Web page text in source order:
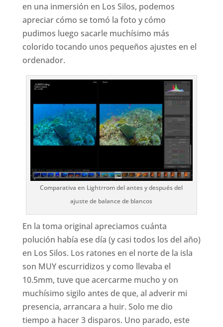
en una inmersión en Los Silos, podemos
apreciar cómo se tomó la foto y cómo
pudimos luego sacarle muchísimo más
colorido tocando unos pequeños ajustes en el
ordenador.
Comparativa en Lightrrom del antes y después del
ajuste de balance de blancos
En la toma original apreciamos cuánta
polución había ese día (y casi todos los del año)
en Los Silos. Los ratones en el norte de la isla
son MUY escurridizos y como llevaba el
10.5mm, tuve que acercarme mucho y on
muchísimo sigilo antes de que, al adverir mi
presencia, arrancara a huir. Solo me dio
tiempo a hacer 3 disparos. Uno parado, este